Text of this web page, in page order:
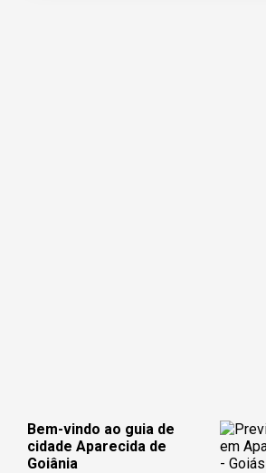
Bem-vindo ao guia de
cidade Aparecida de
Goiânia